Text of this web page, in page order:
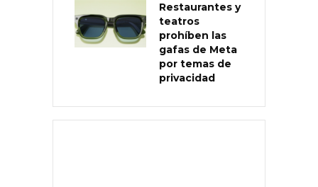
Restaurantes y
teatros
prohíben las
gafas de Meta
por temas de
privacidad